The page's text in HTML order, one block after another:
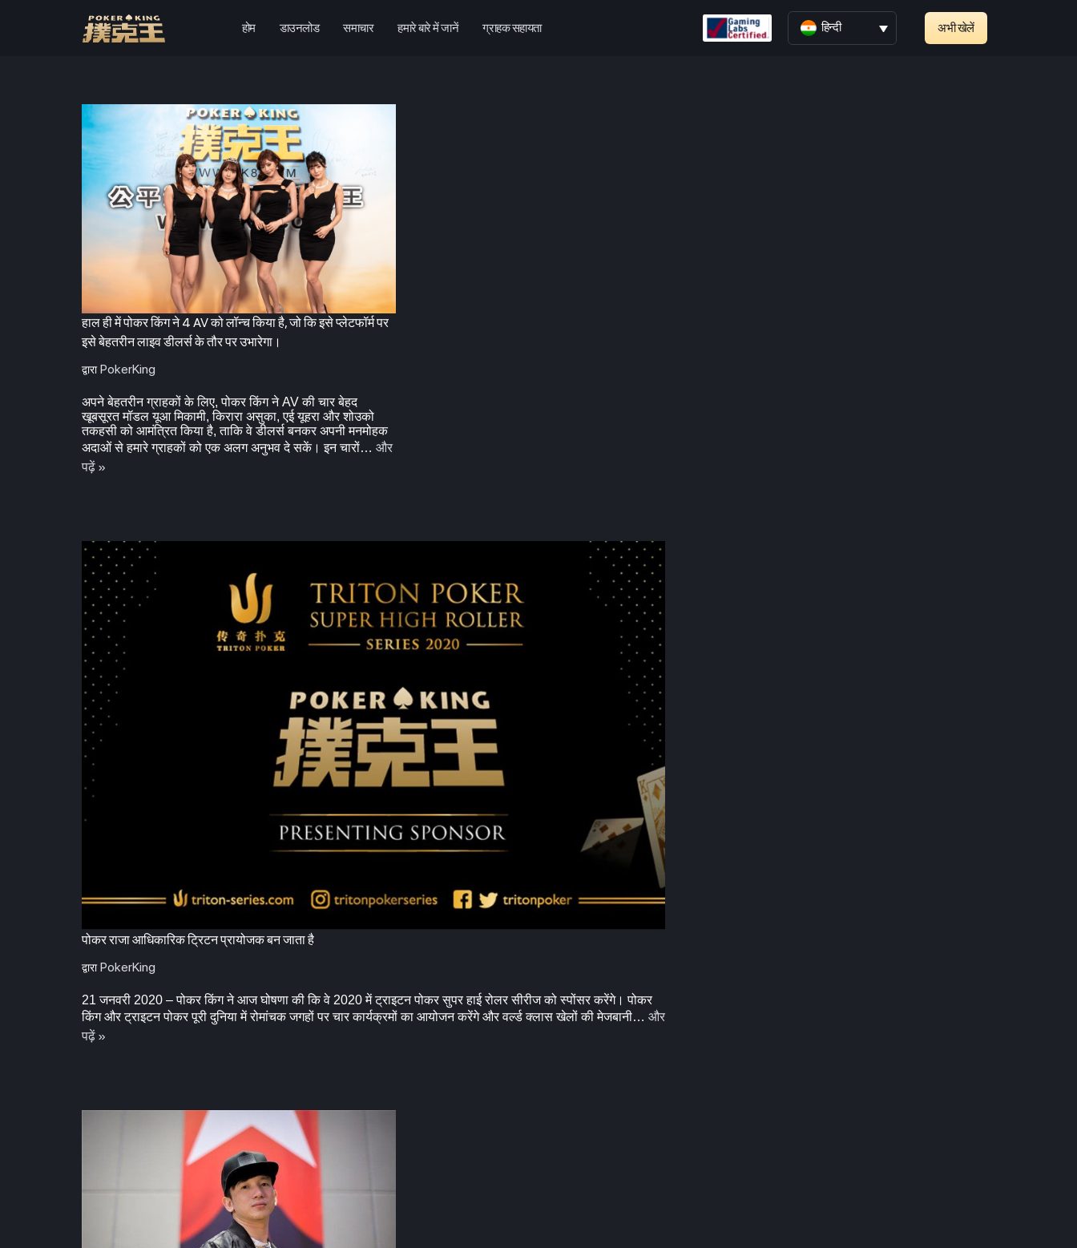
होम डाउनलोड समाचार हमारे बारे में जानें ग्राहक सहायता हिन्दी अभी खेलें
हाल ही में पोकर किंग ने 4 AV को लॉन्च किया है, जो कि इसे प्लेटफॉर्म पर
इसे बेहतरीन लाइव डीलर्स के तौर पर उभारेगा।
द्वाराPokerKing
अपने बेहतरीन ग्राहकों के लिए, पोकर किंग ने AV की चार बेहद
खूबसूरत मॉडल यूआ मिकामी, किरारा असुका, एई यूहरा और शोउको
तकहसी को आमंत्रित किया है, ताकि वे डीलर्स बनकर अपनी मनमोहक
अदाओं से हमारे ग्राहकों को एक अलग अनुभव दे सकें। इन चारों… और
पढ़ें »
पोकर राजा आधिकारिक ट्रिटन प्रायोजक बन जाता है
द्वाराPokerKing
21 जनवरी 2020 – पोकर किंग ने आज घोषणा की कि वे 2020 में ट्राइटन पोकर सुपर हाई रोलर सीरीज को स्पोंसर करेंगे। पोकर
किंग और ट्राइटन पोकर पूरी दुनिया में रोमांचक जगहों पर चार कार्यक्रमों का आयोजन करेंगे और वर्ल्ड क्लास खेलों की मेजबानी… और
पढ़ें »